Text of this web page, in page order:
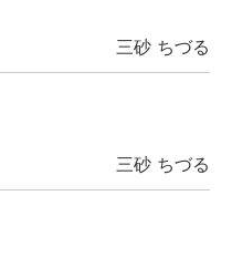
三砂 ちづる
三砂 ちづる